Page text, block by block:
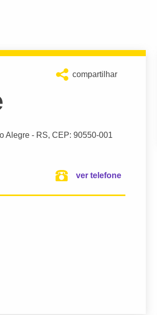
compartilhar
Alegre - RS, CEP: 90550-001
ver telefone